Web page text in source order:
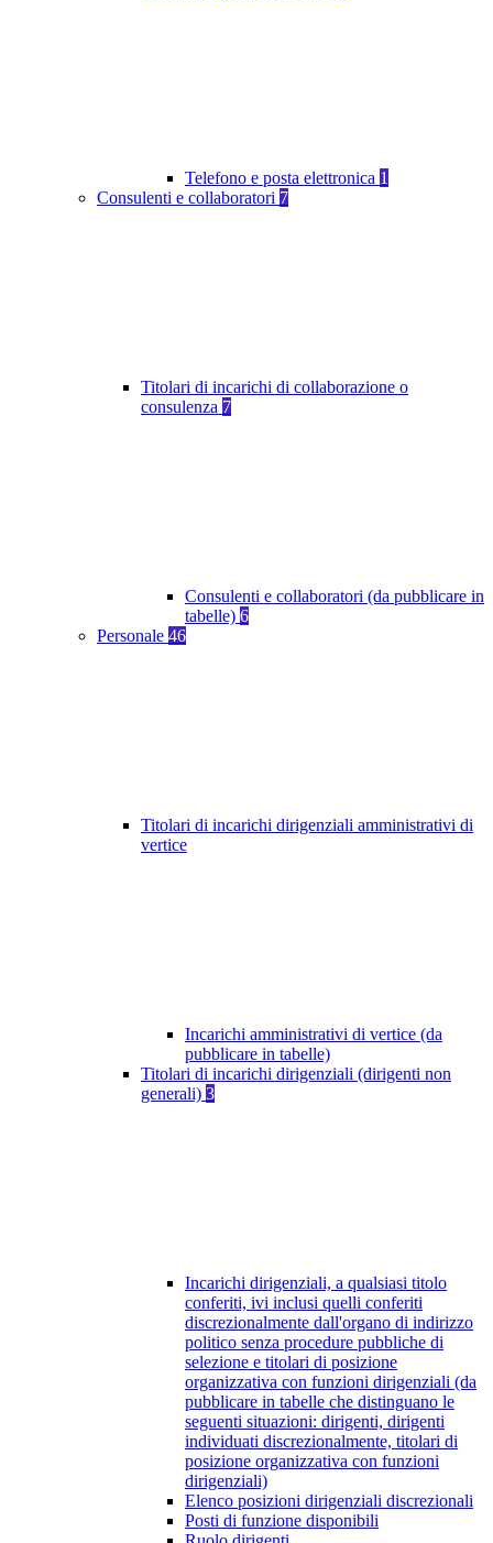
Telefono e posta elettronica 1
Consulenti e collaboratori 7
Titolari di incarichi di collaborazione o
consulenza 7
Consulenti e collaboratori (da pubblicare in
tabelle) 6
Personale 46
Titolari di incarichi dirigenziali amministrativi di
vertice
Incarichi amministrativi di vertice (da
pubblicare in tabelle)
Titolari di incarichi dirigenziali (dirigenti non
generali) 3
Incarichi dirigenziali, a qualsiasi titolo
conferiti, ivi inclusi quelli conferiti
discrezionalmente dall'organo di indirizzo
politico senza procedure pubbliche di
selezione e titolari di posizione
organizzativa con funzioni dirigenziali (da
pubblicare in tabelle che distinguano le
seguenti situazioni: dirigenti, dirigenti
individuati discrezionalmente, titolari di
posizione organizzativa con funzioni
dirigenziali)
Elenco posizioni dirigenziali discrezionali
Posti di funzione disponibili